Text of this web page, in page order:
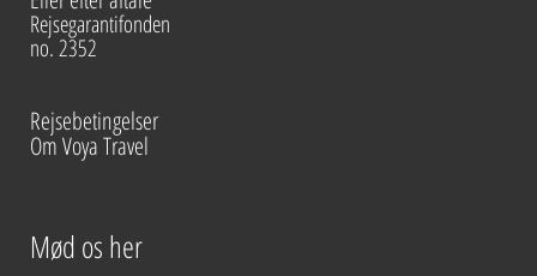
Rejsegarantifonden
no. 2352
Rejsebetingelser
Om Voya Travel
Mød os her